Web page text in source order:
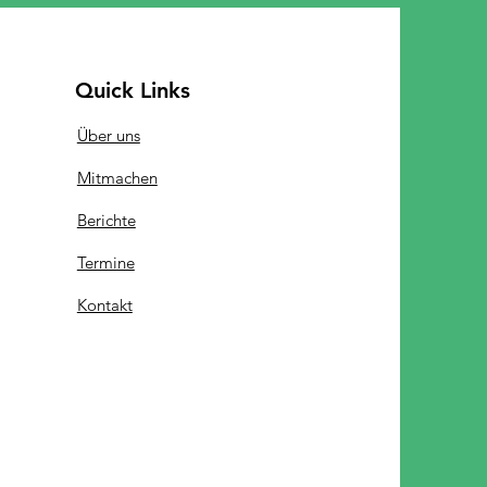
Quick Links
Über uns
Mitmachen
Berichte
Termine
Kontakt